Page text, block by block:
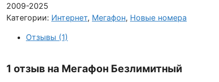
2009-2025
Категории: Интернет, Мегафон, Новые номера
Отзывы (1)
1 отзыв на Мегафон Безлимитный